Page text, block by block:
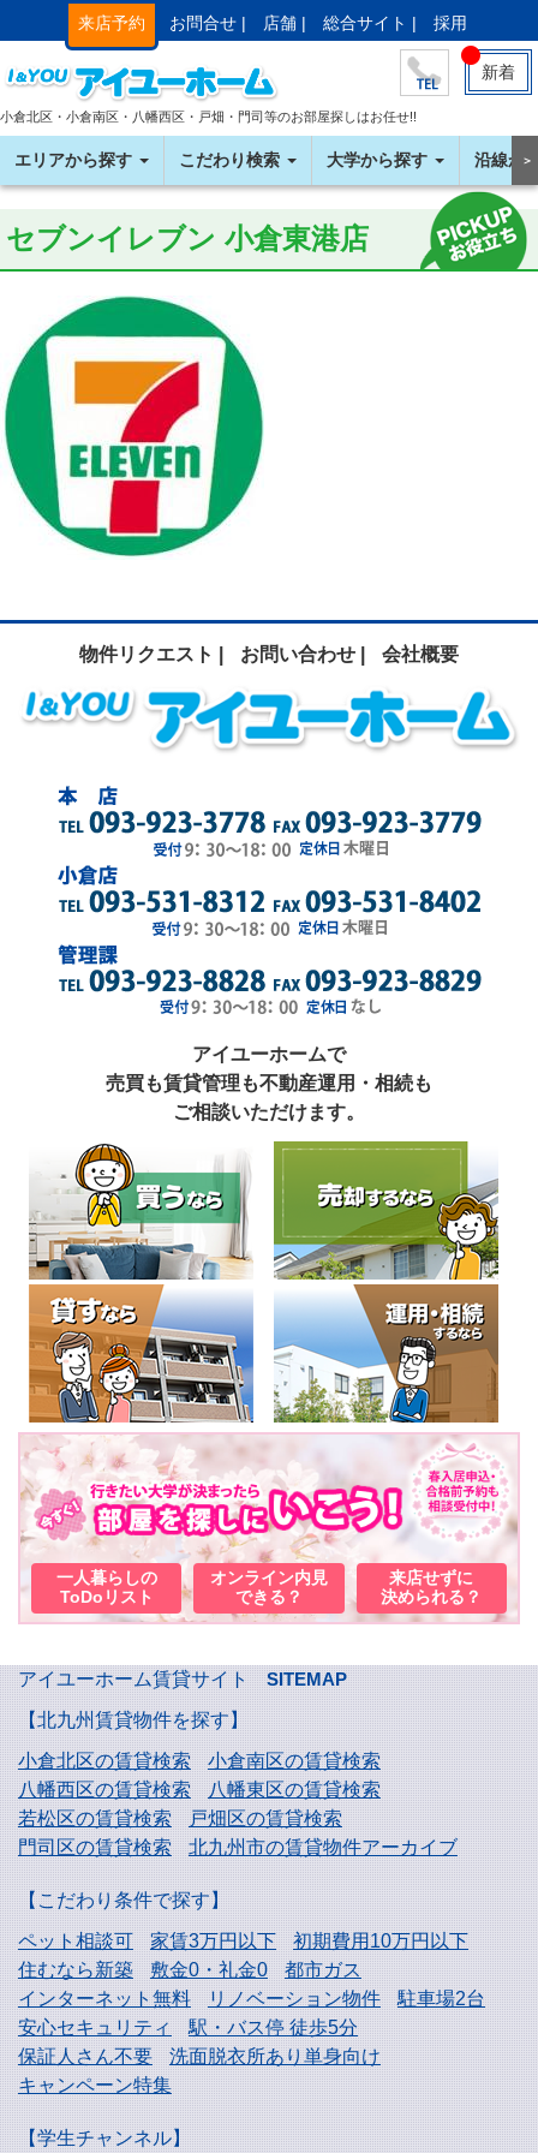
来店予約 お問合せ | 店舗 | 総合サイト | 採用
新着
小倉北区・小倉南区・八幡西区・戸畑・門司等のお部屋探しはお任せ!!
エリアから探す こだわり検索 大学から探す 沿線か＞
セブンイレブン 小倉東港店
物件リクエスト | お問い合わせ | 会社概要
アイユーホームで
売買も賃貸管理も不動産運用・相続も
ご相談いただけます。
一人暮らしの
ToDoリスト
オンライン内見
できる？
来店せずに
決められる？
アイユーホーム賃貸サイト
SITEMAP
【北九州賃貸物件を探す】
小倉北区の賃貸検索
小倉南区の賃貸検索
八幡西区の賃貸検索
八幡東区の賃貸検索
若松区の賃貸検索
戸畑区の賃貸検索
門司区の賃貸検索
北九州市の賃貸物件アーカイブ
【こだわり条件で探す】
ペット相談可
家賃3万円以下
初期費用10万円以下
住むなら新築
敷金0・礼金0
都市ガス
インターネット無料
リノベーション物件
駐車場2台
安心セキュリティ
駅・バス停 徒歩5分
保証人さん不要
洗面脱衣所あり単身向け
キャンペーン特集
【学生チャンネル】